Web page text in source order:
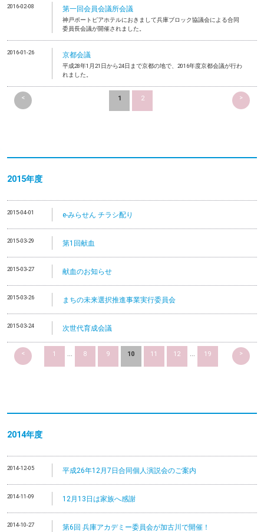
2016-02-08 第一回会員会議所会議
神戸ポートピアホテルにおきまして兵庫ブロック協議会による合同
委員長会議が開催されました。
2016-01-26 京都会議
平成28年1月21日から24日まで京都の地で、2016年度京都会議が行わ
れました。
< 1 2 >
2015年度
2015-04-01 e-みらせん チラシ配り
2015-03-29 第1回献血
2015-03-27 献血のお知らせ
2015-03-26 まちの未来選択推進事業実行委員会
2015-03-24 次世代育成会議
< 1 ... 8 9 10 11 12 ... 19 >
2014年度
2014-12-05 平成26年12月7日合同個人演説会のご案内
2014-11-09 12月13日は家族へ感謝
2014-10-27 第6回 兵庫アカデミー委員会が加古川で開催！